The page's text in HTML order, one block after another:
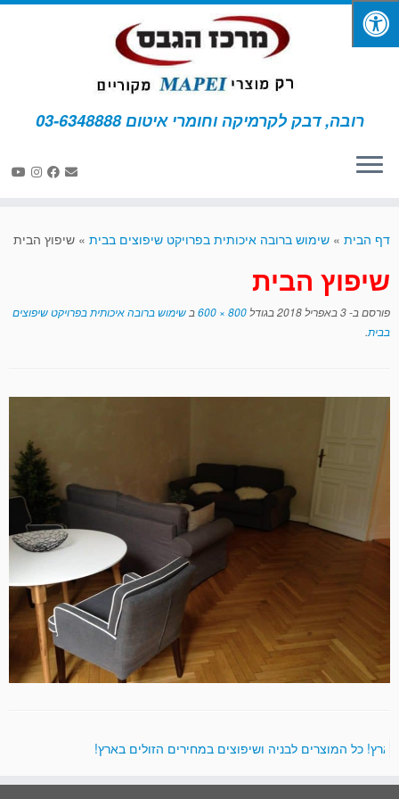
לתוכן
רובה, דבק לקרמיקה וחומרי איטום 03-6348888
דף הבית » שימוש ברובה איכותית בפרויקט שיפוצים בבית » שיפוץ הבית
שיפוץ הבית
פורסם ב-3 באפריל 2018 בגודל ב שימוש ברובה איכותית בפרויקט שיפוצים
בבית.
בארץ! כל המוצרים לבניה ושיפוצים במחירים הזולים בארץ!